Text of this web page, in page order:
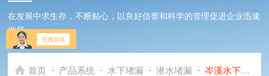
在发展中求生存，不断贴心，以良好信誉和科学的管理促进企业迅速
发展
首页 - 产品系统 - 水下堵漏 - 潜水堵漏 - 岑溪水下涵洞堵漏公司